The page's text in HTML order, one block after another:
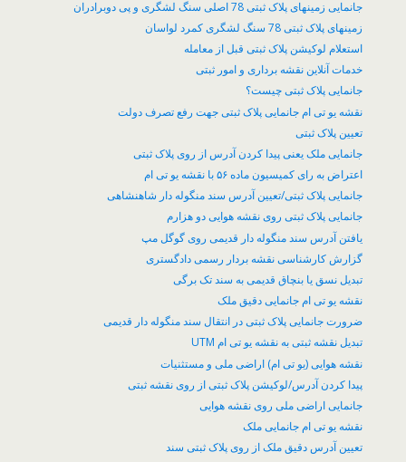
جانمایی زمینهای پلاک ثبتی 78 اصلی سنگ لشگری و پی دوبرادران
زمینهای پلاک ثبتی 78 سنگ لشگری کمرد لواسان
​استعلام لوکیشن پلاک ثبتی قبل از معامله
خدمات آنلاین نقشه برداری و امور ثبتی
جانمایی پلاک ثبتی چیست؟
نقشه یو تی ام جانمایی پلاک ثبتی جهت رفع تصرف دولت
تعیین پلاک ثبتی
جانمایی ملک یعنی پیدا کردن آدرس از روی پلاک ثبتی
اعتراض به رای کمیسیون ماده ۵۶ با نقشه یو تی ام
جانمایی پلاک ثبتی/تعیین آدرس سند منگوله دار شاهنشاهی
جانمایی پلاک ثبتی روی نقشه هوایی دو هزارم
یافتن آدرس سند منگوله دار قدیمی روی گوگل مپ
گزارش کارشناسی نقشه بردار رسمی دادگستری
تبدیل نسق یا بنچاق قدیمی به سند تک برگی
نقشه یو تی ام جانمایی دقیق ملک
ضرورت جانمایی پلاک ثبتی در انتقال سند منگوله دار قدیمی
تبدیل نقشه ثبتی به نقشه یو تی ام UTM
نقشه هوایی (یو تی ام) اراضی ملی و مستثنیات
پیدا کردن آدرس/لوکیشن پلاک ثبتی از روی نقشه ثبتی
جانمایی اراضی ملی روی نقشه هوایی
نقشه یو تی ام جانمایی ملک
تعیین آدرس دقیق ملک از روی پلاک ثبتی سند